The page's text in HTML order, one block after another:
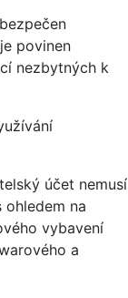
povinen
nezbytných k
účet nemusí
na
vybavení
a